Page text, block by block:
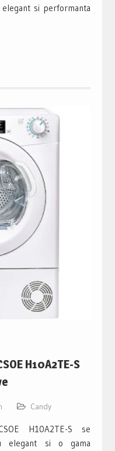
elegant si performanta
H10A2TE-S
Candy
H10A2TE-S se
elegant si o gama